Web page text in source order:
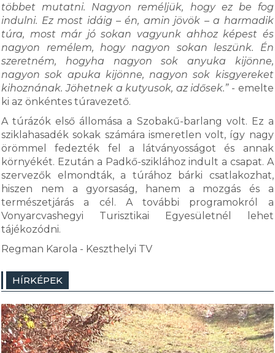
többet mutatni. Nagyon reméljük, hogy ez be fog
indulni. Ez most idáig – én, amin jövök – a harmadik
túra, most már jó sokan vagyunk ahhoz képest és
nagyon remélem, hogy nagyon sokan leszünk. Én
szeretném, hogyha nagyon sok anyuka kijönne,
nagyon sok apuka kijönne, nagyon sok kisgyereket
kihoznának. Jöhetnek a kutyusok, az idősek.”- emelte
ki az önkéntes túravezető.
A túrázók első állomása a Szobakű-barlang volt. Ez a
sziklahasadék sokak számára ismeretlen volt, így nagy
örömmel fedezték fel a látványosságot és annak
környékét. Ezután a Padkő-sziklához indult a csapat. A
szervezők elmondták, a túrához bárki csatlakozhat,
hiszen nem a gyorsaság, hanem a mozgás és a
természetjárás a cél. A további programokról a
Vonyarcvashegyi Turisztikai Egyesületnél lehet
tájékozódni.
Regman Karola - Keszthelyi TV
HÍRKÉPEK